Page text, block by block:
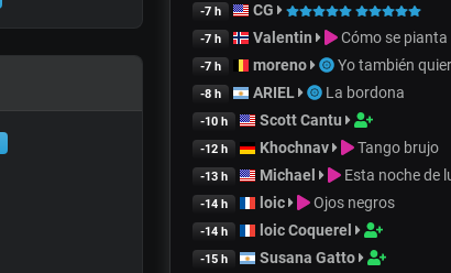
-7 h CG
-7 h Valentin Cómo se pianta
-7 h moreno Yo también
-8 h ARIEL La bordona
-10 h Scott Cantu
-12 h Khochnav Tango brujo
-13 h Michael Esta noche de
-14 h loic Ojos negros
-14 h loic Coquerel
-15 h Susana Gatto